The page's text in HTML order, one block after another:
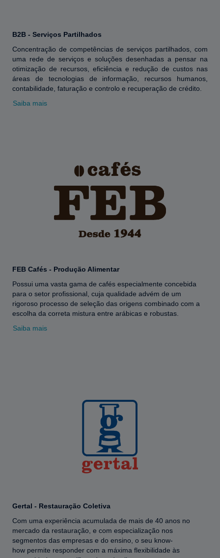
B2B - Serviços Partilhados
Concentração de competências de serviços partilhados, com
uma rede de serviços e soluções desenhadas a pensar na
otimização de recursos, eficiência e redução de custos nas
áreas de tecnologias de informação, recursos humanos,
contabilidade, faturação e controlo e recuperação de crédito.
Saiba mais
FEB Cafés - Produção Alimentar
Possui uma vasta gama de cafés especialmente concebida
para o setor profissional, cuja qualidade advém de um
rigoroso processo de seleção das origens combinado com a
escolha da correta mistura entre arábicas e robustas.
Saiba mais
Gertal - Restauração Coletiva
Com uma experiência acumulada de mais de 40 anos no
mercado da restauração, e com especialização nos
segmentos das empresas e do ensino, o seu know-
how permite responder com a máxima flexibilidade às